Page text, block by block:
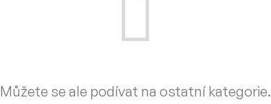
Můžete se ale podívat na ostatní kategorie.